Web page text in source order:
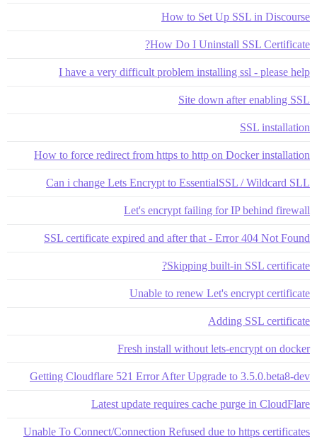
How to Set Up SSL in Discourse
How Do I Uninstall SSL Certificate?
I have a very difficult problem installing ssl - please help
Site down after enabling SSL
SSL installation
How to force redirect from https to http on Docker installation
Can i change Lets Encrypt to EssentialSSL / Wildcard SLL
Let's encrypt failing for IP behind firewall
SSL certificate expired and after that - Error 404 Not Found
Skipping built-in SSL certificate?
Unable to renew Let's encrypt certificate
Adding SSL certificate
Fresh install without lets-encrypt on docker
Getting Cloudflare 521 Error After Upgrade to 3.5.0.beta8-dev
Latest update requires cache purge in CloudFlare
Unable To Connect/Connection Refused due to https certificates